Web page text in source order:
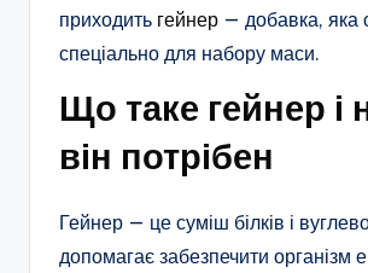
приходить гейнер — добавка, яка
спеціально для набору маси.
Що таке гейнер і
він потрібен
Гейнер — це суміш білків і
допомагає забезпечити організм